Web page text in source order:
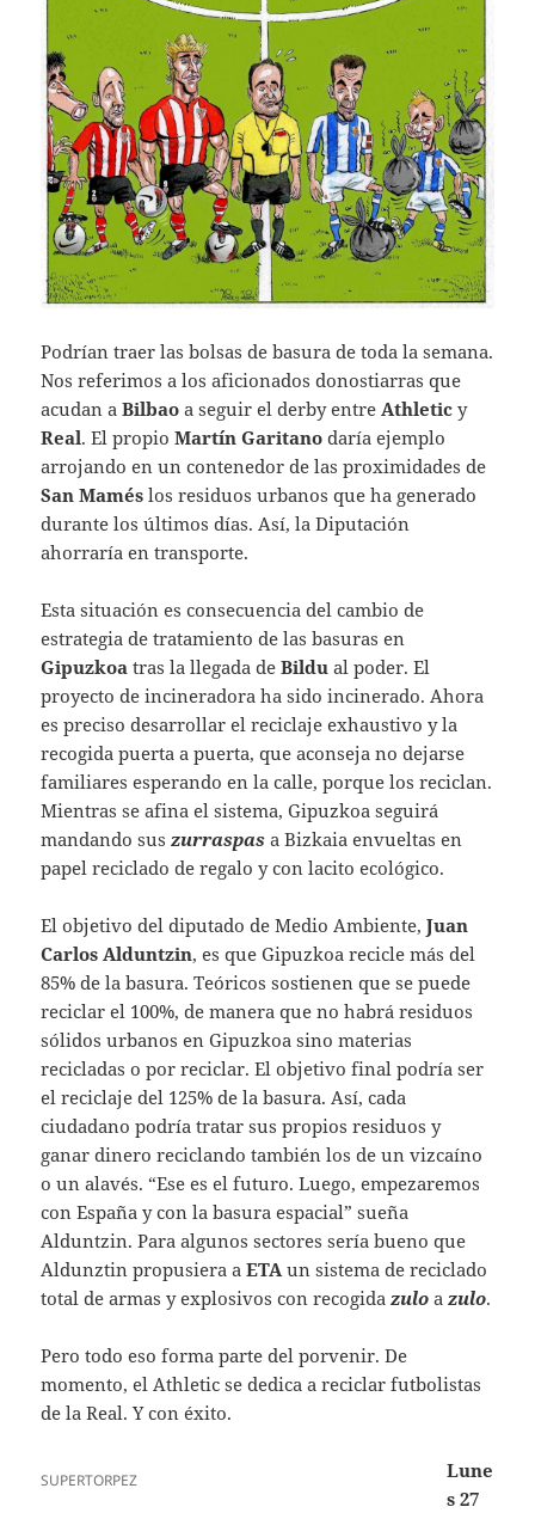
Podrían traer las bolsas de basura de toda la semana.
Nos referimos a los aficionados donostiarras que
acudan aBilbao a seguir el derby entre Athletic y
Real. El propioMartín Garitano daría ejemplo
arrojando en un contenedor de las proximidades de
San Mamés los residuos urbanos que ha generado
durante los últimos días. Así, la Diputación
ahorraría en transporte.
Esta situación es consecuencia del cambio de
estrategia de tratamiento de las basuras en
Gipuzkoa tras la llegada deBildual poder. El
proyecto de incineradora ha sido incinerado. Ahora
es preciso desarrollar el reciclaje exhaustivo y la
recogida puerta a puerta, que aconseja no dejarse
familiares esperando en la calle, porque los reciclan.
Mientras se afina el sistema, Gipuzkoa seguirá
mandando suszurraspas a Bizkaia envueltas en
papel reciclado de regalo y con lacito ecológico.
El objetivo del diputado de Medio Ambiente,Juan
Carlos Alduntzin, es que Gipuzkoa recicle más del
85% de la basura. Teóricos sostienen que se puede
reciclar el 100%, de manera que no habrá residuos
sólidos urbanos en Gipuzkoa sino materias
recicladas o por reciclar. El objetivo final podría ser
el reciclaje del 125% de la basura. Así, cada
ciudadano podría tratar sus propios residuos y
ganar dinero reciclando también los de un vizcaíno
o un alavés. “Ese es el futuro. Luego, empezaremos
con España y con la basura espacial” sueña
Alduntzin. Para algunos sectores sería bueno que
Aldunztin propusiera aETA un sistema de reciclado
total de armas y explosivos con recogidazuloa zulo.
Pero todo eso forma parte del porvenir. De
momento, el Athletic se dedica a reciclar futbolistas
de la Real. Y con éxito.
SUPERTORPEZ
Lune
s 27